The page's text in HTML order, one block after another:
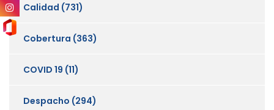
Calidad (731)
Cobertura (363)
COVID 19 (11)
Despacho (294)